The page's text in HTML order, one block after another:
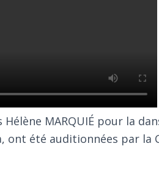
MARQUIÉ pour la
ont été auditionnées par la